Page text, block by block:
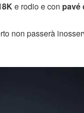
e rodio e con pavé
non passerà